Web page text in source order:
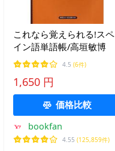
これなら覚えられる!スペ
イン語単語帳/高垣敏博
4.5 (6件)
1,650 円
価格比較
bookfan
4.55 (125,859件)